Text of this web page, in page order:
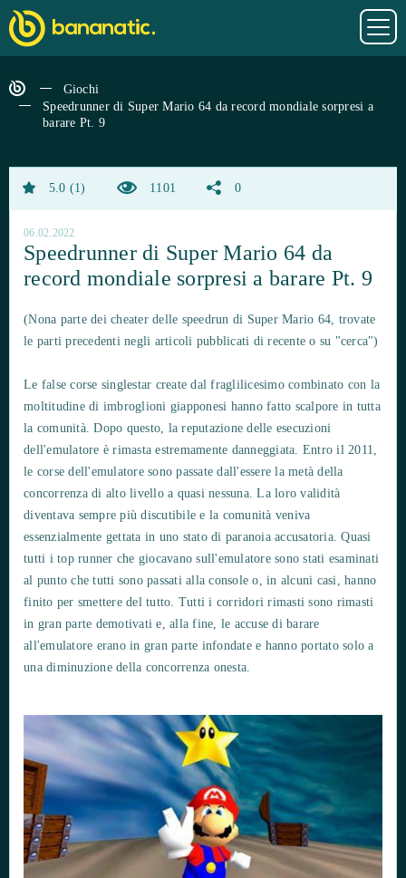
Giochi
Speedrunner di Super Mario 64 da record mondiale sorpresi a
barare Pt. 9
5.0 1 1101 0
06.02.2022
Speedrunner di Super Mario 64 da
record mondiale sorpresi a barare Pt. 9
(Nona parte dei cheater delle speedrun di Super Mario 64, trovate
le parti precedenti negli articoli pubblicati di recente o su "cerca")
Le false corse singlestar create dal fraglilicesimo combinato con la
moltitudine di imbroglioni giapponesi hanno fatto scalpore in tutta
la comunità. Dopo questo, la reputazione delle esecuzioni
dell'emulatore è rimasta estremamente danneggiata. Entro il 2011,
le corse dell'emulatore sono passate dall'essere la metà della
concorrenza di alto livello a quasi nessuna. La loro validità
diventava sempre più discutibile e la comunità veniva
essenzialmente gettata in uno stato di paranoia accusatoria. Quasi
tutti i top runner che giocavano sull'emulatore sono stati esaminati
al punto che tutti sono passati alla console o, in alcuni casi, hanno
finito per smettere del tutto. Tutti i corridori rimasti sono rimasti
in gran parte demotivati ​​e, alla fine, le accuse di barare
all'emulatore erano in gran parte infondate e hanno portato solo a
una diminuzione della concorrenza onesta.